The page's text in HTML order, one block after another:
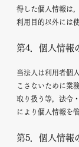
得した個人情報は
利用目的以外には
第4．個人情報
当法人は利用者個
こさないために業
取り扱う等，法令
により個人情報を
第5．個人情報